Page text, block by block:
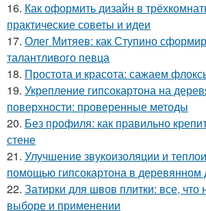
16. Как оформить дизайн в
практические советы и идеи
17. Олег Митяев: как Ступино
талантливого певца
18. Простота и красота: сажаем
19. Укрепление гипсокартона на
поверхности: проверенные методы
20. Без профиля: как правильно
стене
21. Улучшение звукоизоляции и
помощью гипсокартона в деревянном
22. Затирки для швов плитки: все, что
выборе и применении